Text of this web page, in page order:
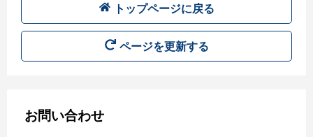
トップページに戻る
ページを更新する
お問い合わせ